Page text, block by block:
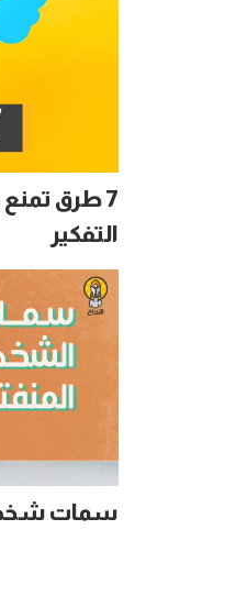
7 طرق
التفكير
سمات